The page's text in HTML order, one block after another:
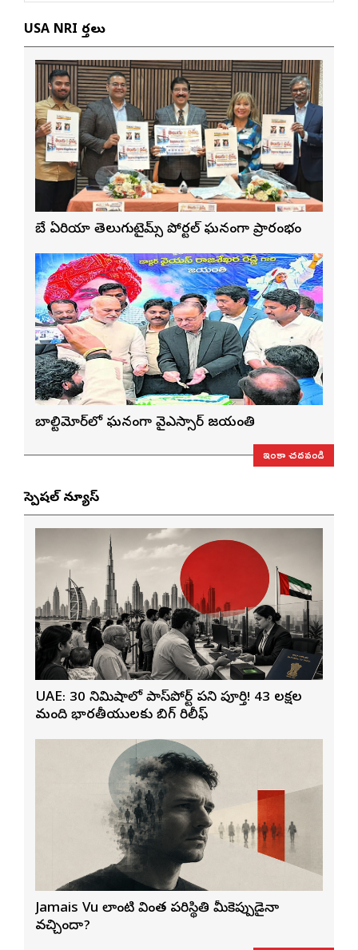
USA NRI వార్తలు
బే ఏరియా తెలుగుటైమ్స్ పోర్టల్ ఘనంగా ప్రారంభం
బాల్టిమోర్‌లో ఘనంగా వైఎస్సార్‌ జయంతి
ఇంకా చదవండి
స్పెషల్ న్యూస్
UAE: 30 నిమిషాల్లో పాస్‌పోర్ట్ పని పూర్తి! 43 లక్షల
మంది భారతీయులకు బిగ్ రిలీఫ్
Jamais Vu లాంటి వింత పరిస్థితి మీకెప్పుడైనా
వచ్చిందా?